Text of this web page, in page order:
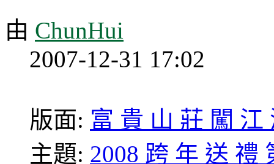
由 ChunHui
2007-12-31 17:02
版面: 富 貴 山 莊 闖 江
主題: 2008 跨 年 送 禮